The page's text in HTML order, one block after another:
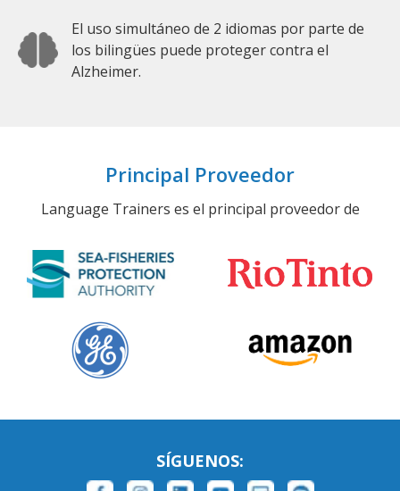
El uso simultáneo de 2 idiomas por parte de
los bilingües puede proteger contra el
Alzheimer.
Principal Proveedor
Language Trainers es el principal proveedor de
SÍGUENOS: